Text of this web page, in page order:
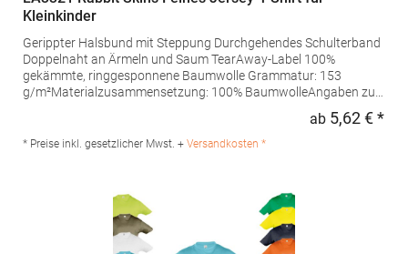
Kleinkinder
Gerippter Halsbund mit Steppung Durchgehendes Schulterband
Doppelnaht an Ärmeln und Saum TearAway-Label 100%
gekämmte, ringgesponnene Baumwolle Grammatur: 153
g/m²Materialzusammensetzung: 100% BaumwolleAngaben zur
GmbH & Co. KG Rheinlanddamm 199 44139 Dortmund
Deutschland E-Mail: info@printwear.eu
ab 5,62 € *
* Preise inkl. gesetzlicher Mwst. + Versandkosten *